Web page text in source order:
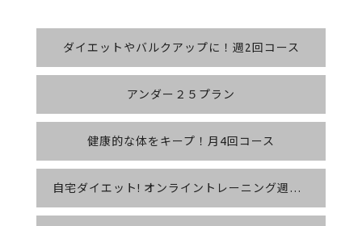
ダイエットやバルクアップに！週2回コース
アンダー２５プラン
健康的な体をキープ！月4回コース
自宅ダイエット! オンライントレーニング週２回コース